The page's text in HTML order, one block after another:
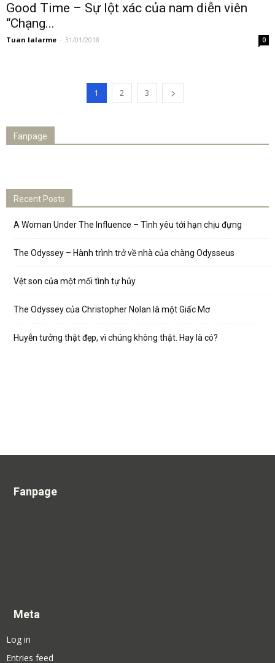
Good Time – Sự lột xác của nam diễn viên
“Chạng...
Tuan lalarme - 31/01/2018 0
1 2 3
Fanpage
Recent Posts
A Woman Under The Influence – Tình yêu tới hạn chịu đựng
The Odyssey – Hành trình trở về nhà của chàng Odysseus
Vệt son của một mối tình tự hủy
The Odyssey của Christopher Nolan là một Giấc Mơ
Huyễn tưởng thật đẹp, vì chúng không thật. Hay là có?
Fanpage
Meta
Log in
Entries feed